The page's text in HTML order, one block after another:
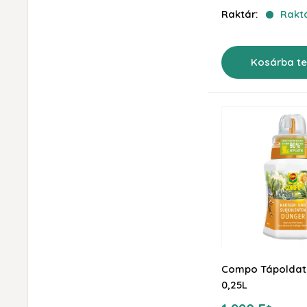
Raktár:
Kosárba
Compo
0,25L